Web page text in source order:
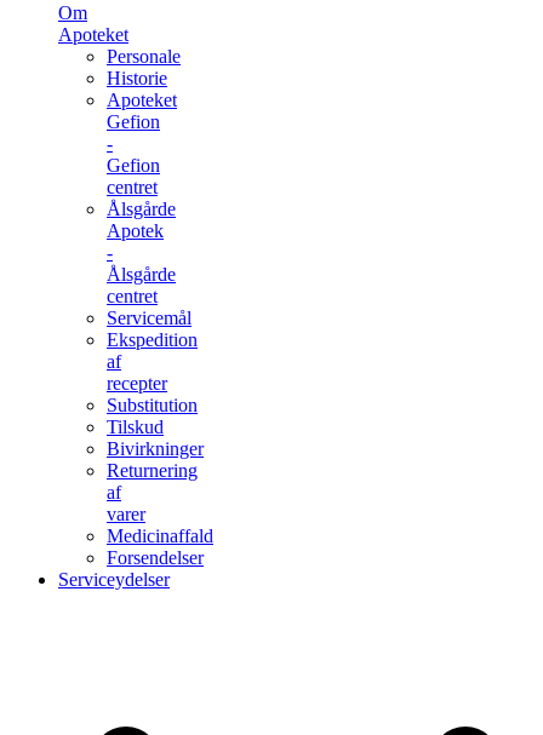
Om
Apoteket
Personale
Historie
Apoteket
Gefion
-
Gefion
centret
Ålsgårde
Apotek
-
Ålsgårde
centret
Servicemål
Ekspedition
af
recepter
Substitution
Tilskud
Bivirkninger
Returnering
af
varer
Medicinaffald
Forsendelser
Serviceydelser